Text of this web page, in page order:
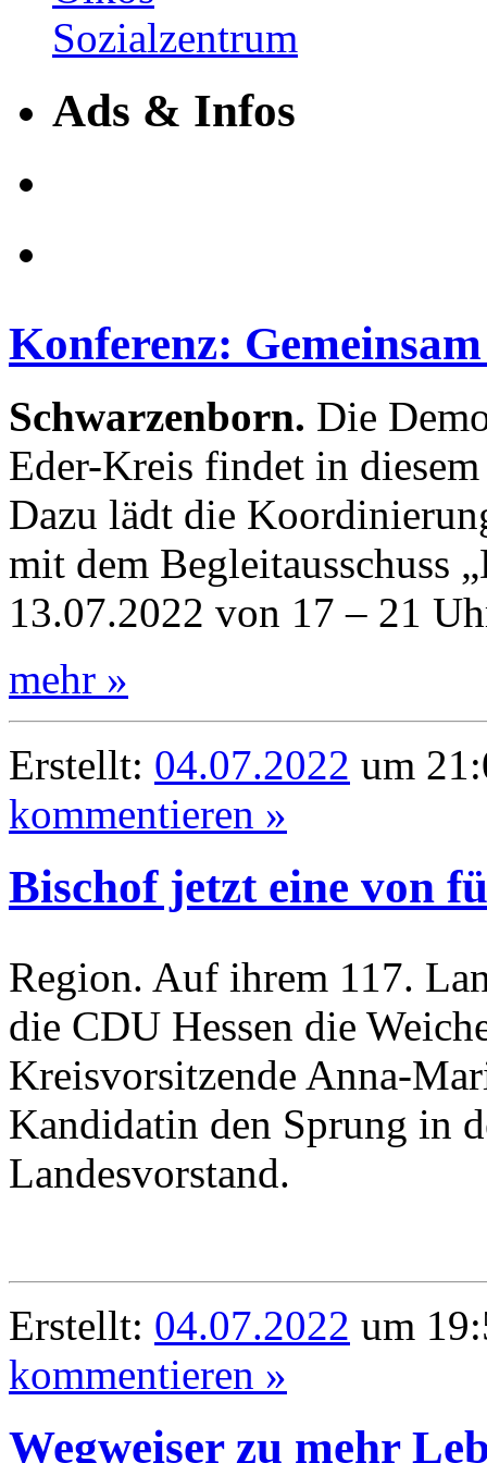
Ads & Infos
Konferenz:
Schwarzenborn. Die
Eder-Kreis findet in
Dazu lädt die
mit dem Begleitausschuss
13.07.2022 von 17 – 21
mehr »
Erstellt: 04.07.2022 um
kommentieren »
Bischof jetzt eine von
Region. Auf ihrem 117.
die CDU Hessen die
Kreisvorsitzende Anna-
Kandidatin den Sprung in
Landesvorstand.
Erstellt: 04.07.2022 um
kommentieren »
Wegweiser zu mehr